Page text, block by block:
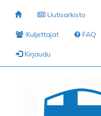
Uutisarkisto
Kuljettajat FAQ
Kirjaudu